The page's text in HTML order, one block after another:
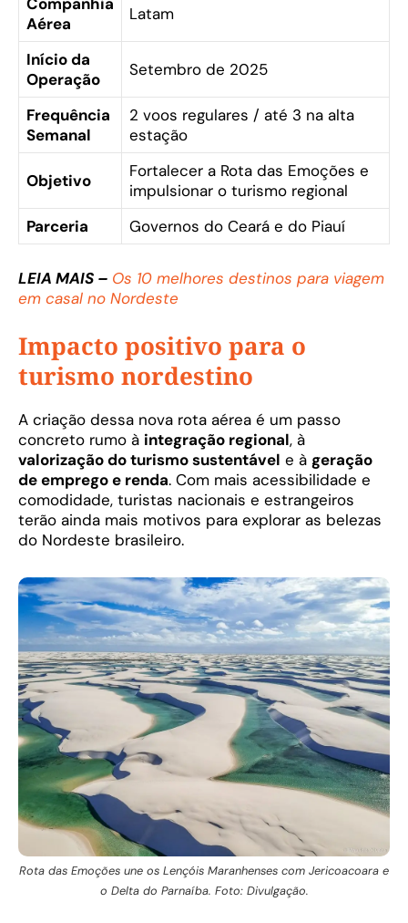
Aérea
Latam
Início da
Operação
Setembro de 2025
Frequência
Semanal
2 voos regulares / até 3 na alta
estação
Objetivo
Fortalecer a Rota das Emoções e
impulsionar o turismo regional
Parceria
Governos do Ceará e do Piauí
LEIA MAIS – Os 10 melhores destinos para viagem
em casal no Nordeste
Impacto positivo para o
turismo nordestino
A criação dessa nova rota aérea é um passo
concreto rumo à integração regional, à
valorização do turismo sustentável e à geração
de emprego e renda. Com mais acessibilidade e
comodidade, turistas nacionais e estrangeiros
terão ainda mais motivos para explorar as belezas
do Nordeste brasileiro.
Rota das Emoções une os Lençóis Maranhenses com Jericoacoara e
o Delta do Parnaíba. Foto: Divulgação.